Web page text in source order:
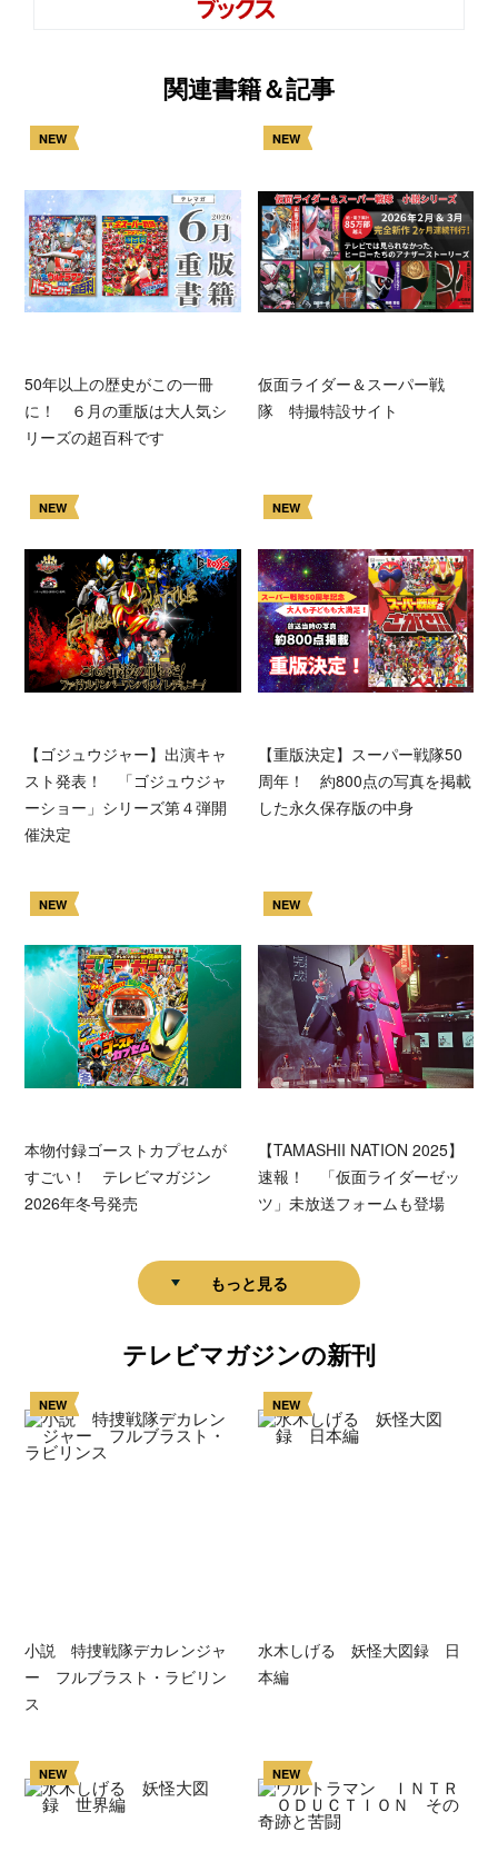
関連書籍＆記事
NEW
50年以上の歴史がこの一冊
に！ ６月の重版は大人気シ
リーズの超百科です
NEW
仮面ライダー＆スーパー戦
隊 特撮特設サイト
NEW
【ゴジュウジャー】出演キャ
スト発表！ 「ゴジュウジャ
ーショー」シリーズ第４弾開
催決定
NEW
【重版決定】スーパー戦隊50
周年！ 約800点の写真を掲載
した永久保存版の中身
NEW
本物付録ゴーストカプセムが
すごい！ テレビマガジン
2026年冬号発売
NEW
【TAMASHII NATION 2025】
速報！ 「仮面ライダーゼッ
ツ」未放送フォームも登場
もっと見る
テレビマガジンの新刊
NEW
小説 特捜戦隊デカレンジャ
ー フルブラスト・ラビリン
ス
NEW
水木しげる 妖怪大図録 日
本編
NEW NEW